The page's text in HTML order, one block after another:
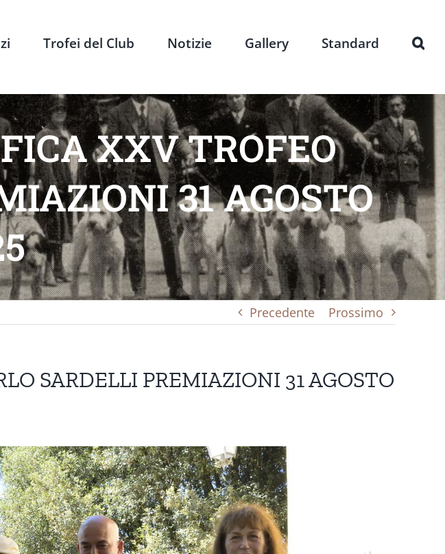
Trofei del Club Notizie Gallery Standard
XXV TROFEO
31 AGOSTO
Precedente Prossimo
SARDELLI PREMIAZIONI 31 AGOSTO